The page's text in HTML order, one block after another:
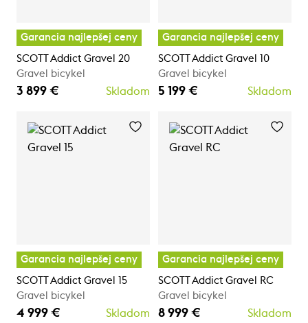
Garancia najlepšej ceny
SCOTT Addict Gravel 20
Gravel bicykel
3 899 € Skladom
Garancia najlepšej ceny
SCOTT Addict Gravel 10
Gravel bicykel
5 199 € Skladom
Garancia najlepšej ceny
SCOTT Addict Gravel 15
Gravel bicykel
4 999 € Skladom
Garancia najlepšej ceny
SCOTT Addict Gravel RC
Gravel bicykel
8 999 € Skladom